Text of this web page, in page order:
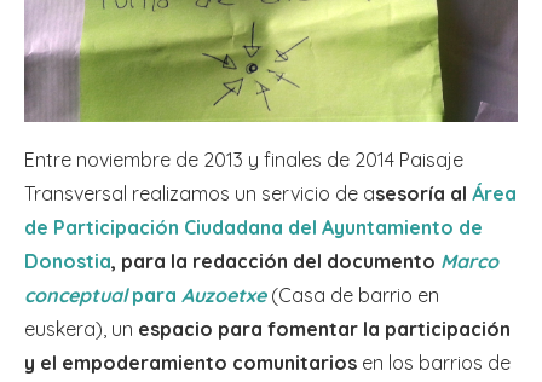
Entre noviembre de 2013 y finales de 2014 Paisaje
Transversal realizamos un servicio de asesoría al Área
de Participación Ciudadana del Ayuntamiento de
Donostia, para la redacción del documento Marco
conceptualpara Auzoetxe(Casa de barrio en
euskera), un espacio para fomentar la participación
y el empoderamiento comunitarios en los barrios de